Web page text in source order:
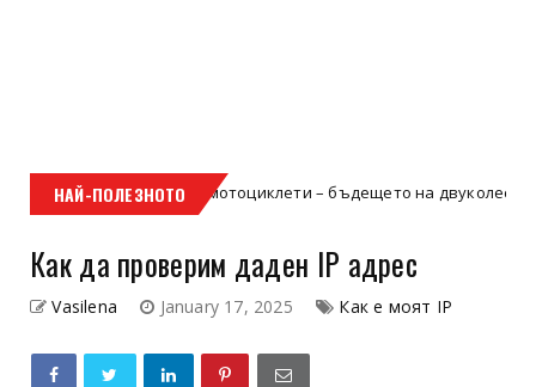
НАЙ-ПОЛЕЗНОТО
мотоциклети – бъдещето на двуколесната
Как да проверим даден IP адрес
Vasilena January 17, 2025 Как е моят IP